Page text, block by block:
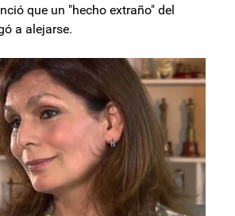
que un "hecho extraño" del
a alejarse.